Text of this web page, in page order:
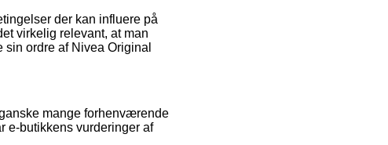
der kan influere på
virkelig relevant, at man
ordre af Nivea Original
mange forhenværende
e-butikkens vurderinger af